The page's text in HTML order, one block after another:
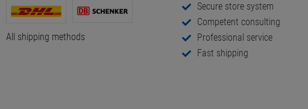
All shipping methods
Secure store system
Competent consulting
Professional service
Fast shipping